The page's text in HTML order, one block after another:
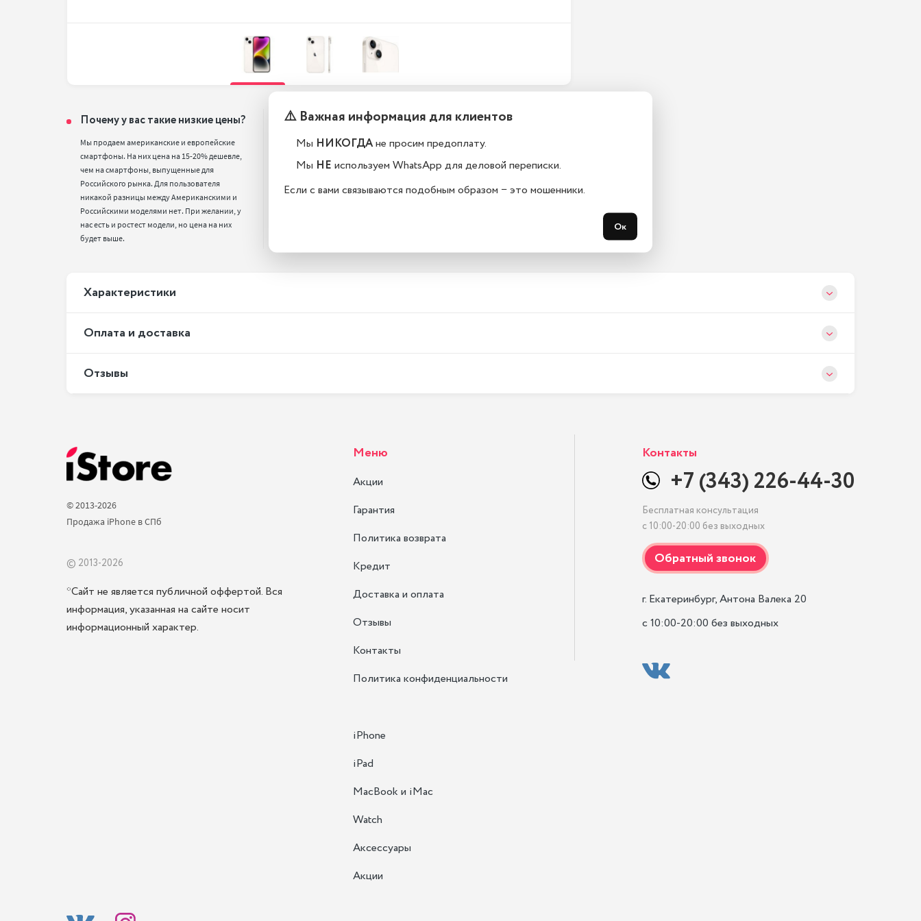
Почему у вас такие низкие цены?
Мы продаем американские и европейские
смартфоны. На них цена на 15-20% дешевле,
чем на смартфоны, выпущенные для
Российского рынка. Для пользователя
никакой разницы между Американскими и
Российскими моделями нет. При желании, у
нас есть и ростест модели, но цена на них
будет выше.
Телефоны новые или
восстановленные?
Все телефоны в ekb.istoreapple.ru
полностью оригинальные, с полной
стандартной комплектацией.
Какой срок гарантии?
На всю технику, представленную у нас на
дней. Обмен и возврат возможен в течени
Xарактеристики
Оплата и доставка
Отзывы
© 2013-2026
Продажа iPhone в СПб
© 2013-2026
*Сайт не является публичной оффертой. Вся
информация, указанная на сайте носит
информационный характер.
Меню
Акции
Гарантия
Политика возврата
Кредит
Доставка и оплата
Отзывы
Контакты
Политика конфиденциальности
iPhone
iPad
MacBook и iMac
Watch
Аксессуары
Акции
Контакты
+7 (343) 226-44-30
Бесплатная консультация
с 10:00-20:00 без выходных
г. Екатеринбург, Антона Валека 20
с 10:00-20:00 без выходных
⚠️ Важная информация для клиентов
Мы НИКОГДАне просим предоплату.
Мы НЕ используем WhatsApp для деловой переписки.
Если с вами связываются подобным образом − это мошенники.
Ок